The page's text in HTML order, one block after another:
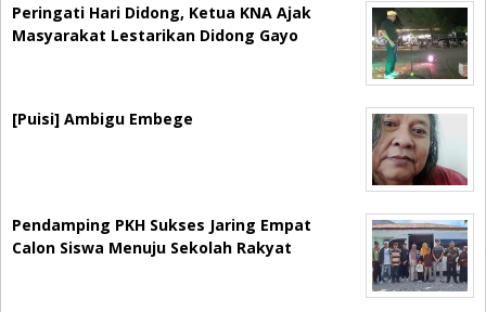
Peringati Hari Didong, Ketua KNA Ajak
Masyarakat Lestarikan Didong Gayo
[Puisi] Ambigu Embege
Pendamping PKH Sukses Jaring Empat
Calon Siswa Menuju Sekolah Rakyat